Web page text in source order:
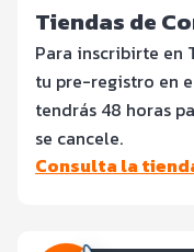
Tiendas de
Para inscribirte en
tu pre-registro en
tendrás 48 horas
se cancele.
Consulta la